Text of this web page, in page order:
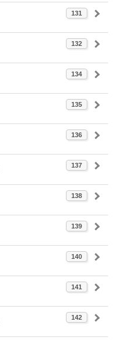
131
132
134
135
136
137
138
139
140
141
142